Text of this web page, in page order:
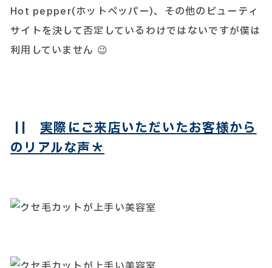
Hot pepper(ホットペッパー)、その他のビューティ
サイトを決して否定しているわけではないですが僕は
利用していません 😉
|| 実際にご来店いただいたお客様から
のリアルな声＊